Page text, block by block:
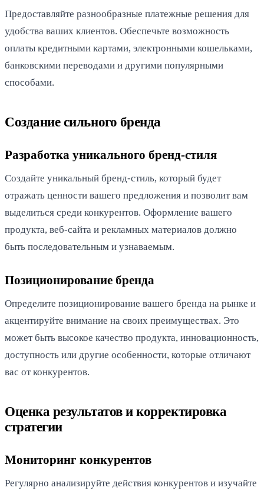
Предоставляйте разнообразные платежные решения для
удобства ваших клиентов. Обеспечьте возможность
оплаты кредитными картами, электронными кошельками,
банковскими переводами и другими популярными
способами.
Создание сильного бренда
Разработка уникального бренд-стиля
Создайте уникальный бренд-стиль, который будет
отражать ценности вашего предложения и позволит вам
выделиться среди конкурентов. Оформление вашего
продукта, веб-сайта и рекламных материалов должно
быть последовательным и узнаваемым.
Позиционирование бренда
Определите позиционирование вашего бренда на рынке и
акцентируйте внимание на своих преимуществах. Это
может быть высокое качество продукта, инновационность,
доступность или другие особенности, которые отличают
вас от конкурентов.
Оценка результатов и корректировка
стратегии
Мониторинг конкурентов
Регулярно анализируйте действия конкурентов и изучайте